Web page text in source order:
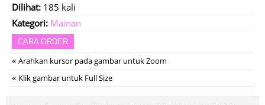
Dilihat: 185 kali
Kategori: Mainan
CARA ORDER
« Arahkan kursor pada gambar untuk Zoom
« Klik gambar untuk Full Size